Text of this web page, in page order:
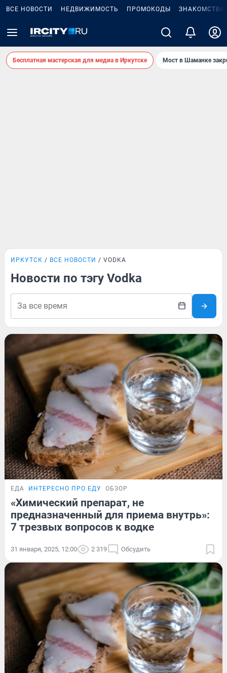
ВСЕ НОВОСТИ НЕДВИЖИМОСТЬ ПРОМОКОДЫ ЗНАКОМСТВА
Бесплатная мастерская для медиа в Иркутске Мост в Шаманке
ИРКУТСК ВСЕ НОВОСТИ VODKA
Новости по тэгу Vodka
ЕДА ИНТЕРЕСНО ПРО ЕДУ ОБЗОР
«Химический препарат, не
предназначенный для приема внутрь»:
7 трезвых вопросов к водке
31 января, 2025, 12:00 2 319 Обсудить